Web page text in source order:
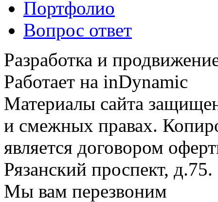
Портфолио
Вопрос ответ
Разработка и
Работает на inDynamic
Материалы сайта
и смежных правах.
является договором
Рязанский проспект, д.75.
Мы вам перезвоним